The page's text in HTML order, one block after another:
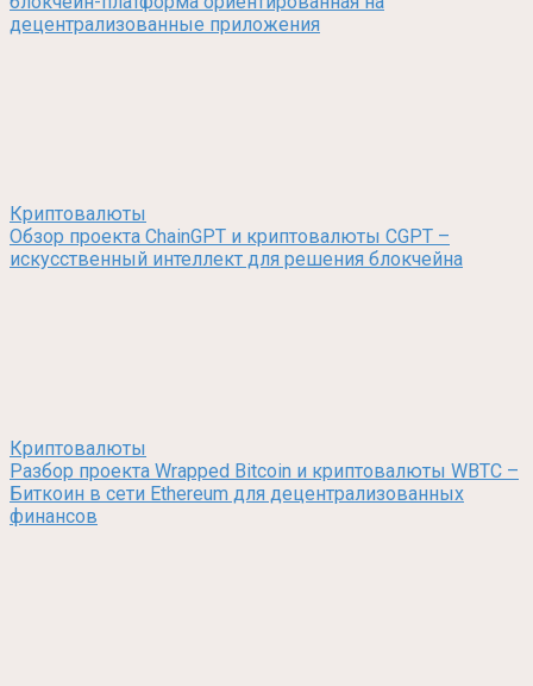
децентрализованные приложения
Криптовалюты
Обзор проекта ChainGPT и криптовалюты CGPT –
искусственный интеллект для решения блокчейна
Криптовалюты
Разбор проекта Wrapped Bitcoin и криптовалюты WBTC –
Биткоин в сети Ethereum для децентрализованных
финансов